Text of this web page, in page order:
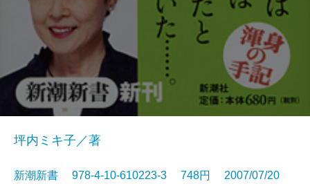
坪内ミキ子／著
新潮新書 978-4-10-610223-3 748円 2007/07/20